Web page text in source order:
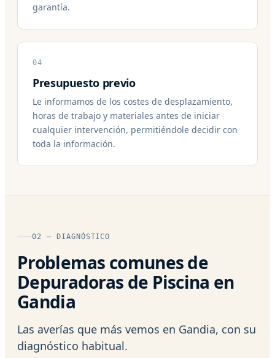
garantía.
04
Presupuesto previo
Le informamos de los costes de desplazamiento,
horas de trabajo y materiales antes de iniciar
cualquier intervención, permitiéndole decidir con
toda la información.
02 — DIAGNÓSTICO
Problemas comunes de
Depuradoras de Piscina en
Gandia
Las averías que más vemos en Gandia, con su
diagnóstico habitual.